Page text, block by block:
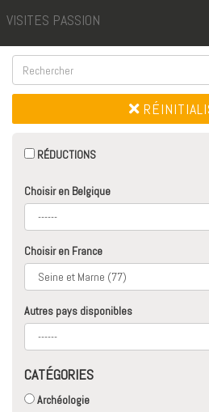
VISITES PASSION
RÉDUCTIONS
Choisir en Belgique
Choisir en France
Autres pays disponibles
CATÉGORIES
Archéologie